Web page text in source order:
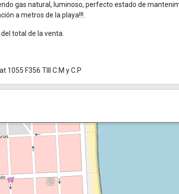
gas natural, luminoso, perfecto estado de
a metros de la playa!!!.
total de la venta.
1055 F356 TIII C.M y C.P